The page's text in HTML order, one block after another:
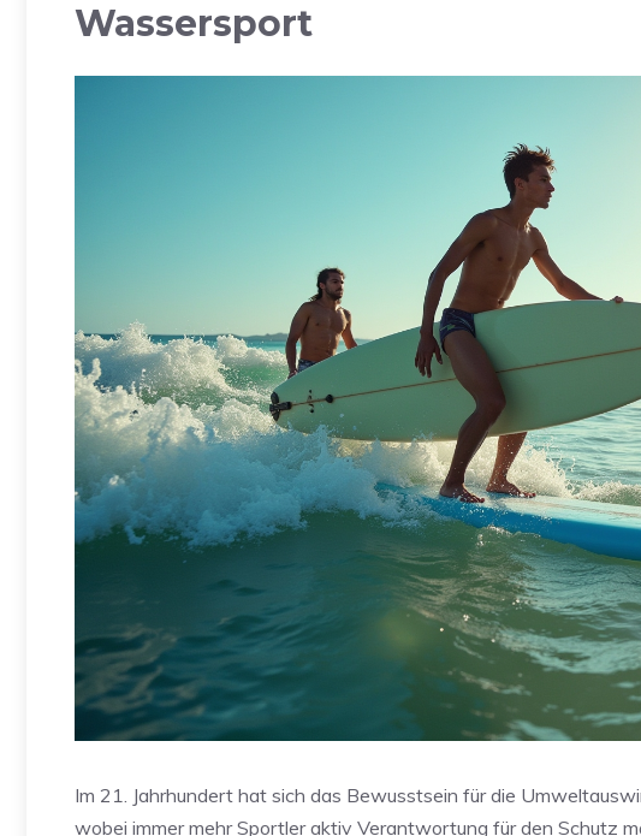
Wassersport
Im 21. Jahrhundert hat sich das Bewusstsein für die
wobei immer mehr Sportler aktiv Verantwortung für den Schutz